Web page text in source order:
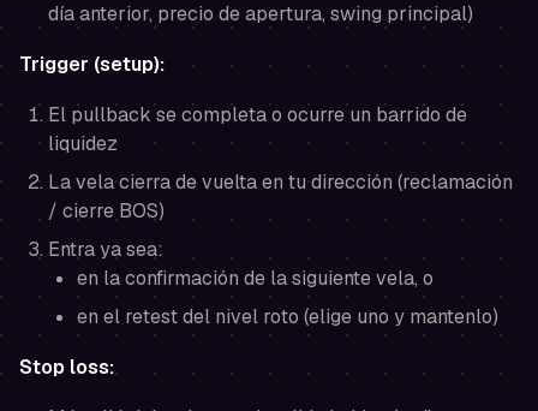
día anterior, precio de apertura, swing principal)
Trigger (setup):
El pullback se completa o ocurre un barrido de
liquidez
La vela cierra de vuelta en tu dirección (reclamación
/ cierre BOS)
Entra ya sea:
en la confirmación de la siguiente vela, o
en el retest del nivel roto (elige uno y mantenlo)
Stop loss: